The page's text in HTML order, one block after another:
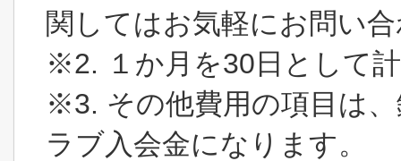
関してはお気軽にお問い
※2. １か月を30日として
※3. その他費用の項目は
ラブ入会金になります。